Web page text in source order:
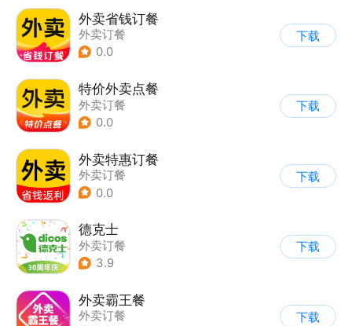
外卖省钱订餐
外卖订餐
0.0
下载
特价外卖点餐
外卖订餐
0.0
下载
外卖特惠订餐
外卖订餐
0.0
下载
德克士
外卖订餐
3.9
下载
外卖霸王餐
外卖订餐
下载